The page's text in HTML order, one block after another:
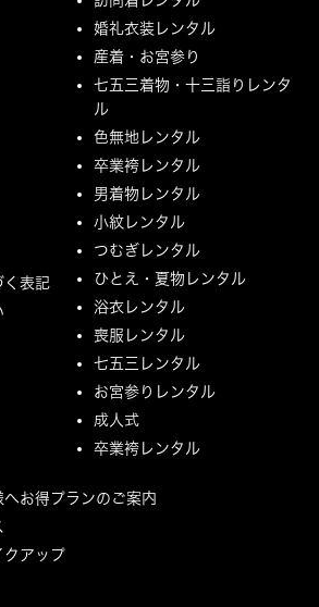
く表記
婚礼衣装レンタル
産着・お宮参り
七五三着物・十三詣りレンタ
ル
色無地レンタル
卒業袴レンタル
男着物レンタル
小紋レンタル
つむぎレンタル
ひとえ・夏物レンタル
浴衣レンタル
喪服レンタル
七五三レンタル
お宮参りレンタル
成人式
卒業袴レンタル
お得プランのご案内
クアップ